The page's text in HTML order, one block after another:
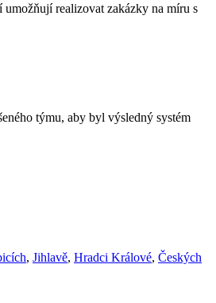
umožňují realizovat zakázky na míru s
týmu, aby byl výsledný systém
, Jihlavě, Hradci Králové, Českých